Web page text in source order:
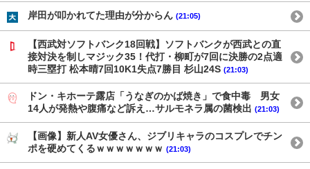
岸田が叩かれてた理由が分からん (21:05)
【西武対ソフトバンク18回戦】ソフトバンクが西武との直
接対決を制しマジック35！代打・柳町が7回に決勝の2点適
時三塁打 松本晴7回10K1失点7勝目 杉山24S (21:03)
ドン・キホーテ露店「うなぎのかば焼き」で食中毒 男女
14人が発熱や腹痛など訴え…サルモネラ属の菌検出 (21:03)
【画像】新人AV女優さん、ジブリキャラのコスプレでチン
ポを硬めてくるｗｗｗｗｗｗｗ (21:03)